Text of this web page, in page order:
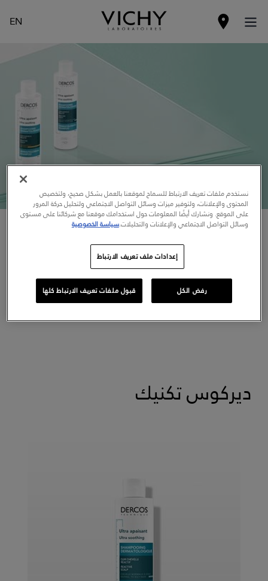
EN
فروة الرأس الحساسة
يوفّر مفعولاً فورياً منذ الاستخدام الأول.*
يلطّف فروة الرأس لمدة 48 ساعة.*
علاج ضد الحكّة.
يقوّي الألياف المتحسّسة.
ديركوس تكنيك
نستخدم ملفات تعريف الارتباط للسماح لموقعنا بالعمل بشكل صحيح، ولتخصيص
المحتوى والإعلانات، ولتوفير ميزات وسائل التواصل الاجتماعي ولتحليل حركة المرور
على الموقع. ونشارك أيضًا المعلومات حول استخدامك موقعنا مع شركائنا على مستوى
وسائل التواصل الاجتماعي والإعلانات والتحليلات.سياسة الخصوصية
إعدادات ملف تعريف الارتباط
رفض الكل قبول ملفات تعريف الارتباط كلها